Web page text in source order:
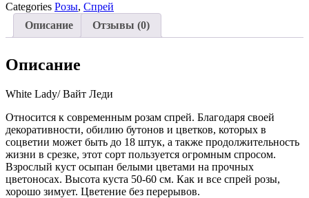
Categories Розы, Спрей
Описание
Отзывы (0)
Описание
White Lady/ Вайт Леди
Относится к современным розам спрей. Благодаря своей
декоративности, обилию бутонов и цветков, которых в
соцветии может быть до 18 штук, а также продолжительность
жизни в срезке, этот сорт пользуется огромным спросом.
Взрослый куст осыпан белыми цветами на прочных
цветоносах. Высота куста 50-60 см. Как и все спрей розы,
хорошо зимует. Цветение без перерывов.